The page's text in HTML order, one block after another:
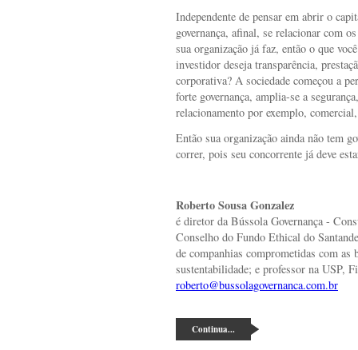
Independente de pensar em abrir o
governança, afinal, se relacionar com
sua organização já faz, então o que
investidor deseja transparência,
corporativa? A sociedade começou a
forte governança, amplia-se a
relacionamento por exemplo,
Então sua organização ainda não tem
correr, pois seu concorrente já deve
Roberto Sousa Gonzalez
é diretor da Bússola Governança -
Conselho do Fundo Ethical do
de companhias comprometidas com as
sustentabilidade; e professor na USP,
roberto@bussolagovernanca.com.br
Continua...